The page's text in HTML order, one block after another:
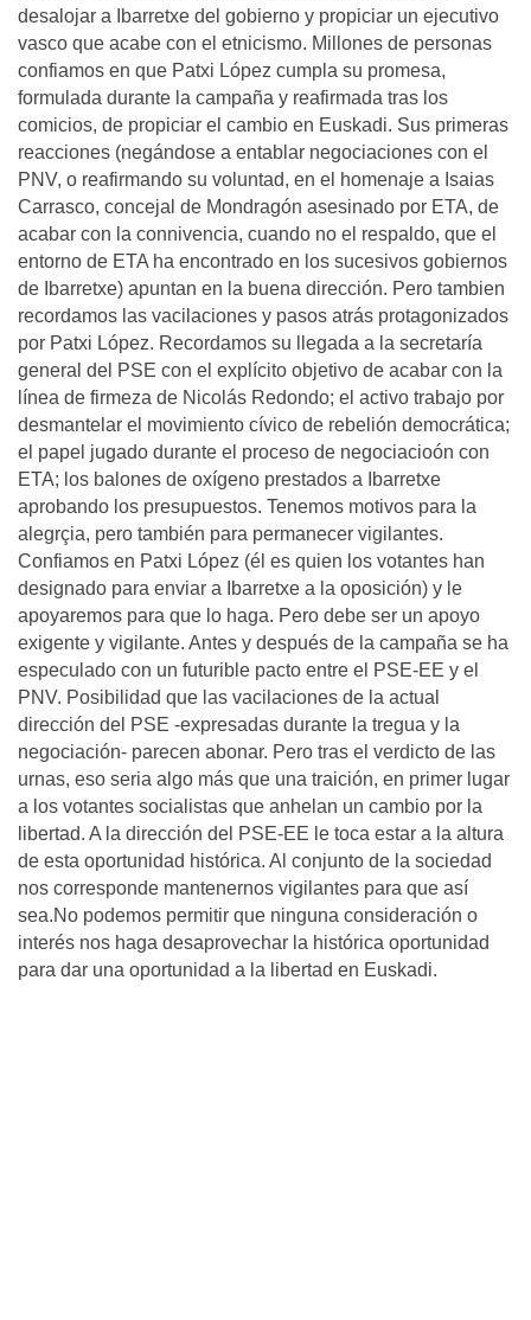
desalojar a Ibarretxe del gobierno y propiciar un ejecutivo
vasco que acabe con el etnicismo. Millones de personas
confiamos en que Patxi López cumpla su promesa,
formulada durante la campaña y reafirmada tras los
comicios, de propiciar el cambio en Euskadi. Sus primeras
reacciones (negándose a entablar negociaciones con el
PNV, o reafirmando su voluntad, en el homenaje a Isaias
Carrasco, concejal de Mondragón asesinado por ETA, de
acabar con la connivencia, cuando no el respaldo, que el
entorno de ETA ha encontrado en los sucesivos gobiernos
de Ibarretxe) apuntan en la buena dirección. Pero tambien
recordamos las vacilaciones y pasos atrás protagonizados
por Patxi López. Recordamos su llegada a la secretaría
general del PSE con el explícito objetivo de acabar con la
línea de firmeza de Nicolás Redondo; el activo trabajo por
desmantelar el movimiento cívico de rebelión democrática;
el papel jugado durante el proceso de negociacioón con
ETA; los balones de oxígeno prestados a Ibarretxe
aprobando los presupuestos. Tenemos motivos para la
alegrçia, pero también para permanecer vigilantes.
Confiamos en Patxi López (él es quien los votantes han
designado para enviar a Ibarretxe a la oposición) y le
apoyaremos para que lo haga. Pero debe ser un apoyo
exigente y vigilante. Antes y después de la campaña se ha
especulado con un futurible pacto entre el PSE-EE y el
PNV. Posibilidad que las vacilaciones de la actual
dirección del PSE -expresadas durante la tregua y la
negociación- parecen abonar. Pero tras el verdicto de las
urnas, eso seria algo más que una traición, en primer lugar
a los votantes socialistas que anhelan un cambio por la
libertad. A la dirección del PSE-EE le toca estar a la altura
de esta oportunidad histórica. Al conjunto de la sociedad
nos corresponde mantenernos vigilantes para que así
sea.No podemos permitir que ninguna consideración o
interés nos haga desaprovechar la histórica oportunidad
para dar una oportunidad a la libertad en Euskadi.